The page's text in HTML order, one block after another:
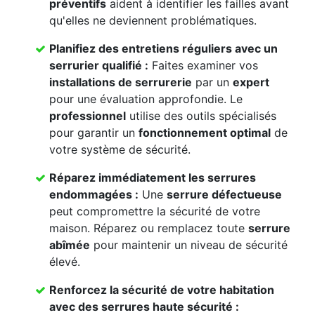
préventifs aident à identifier les failles avant
qu'elles ne deviennent problématiques.
Planifiez des entretiens réguliers avec un
serrurier qualifié : Faites examiner vos
installations de serrurerie par un expert
pour une évaluation approfondie. Le
professionnel utilise des outils spécialisés
pour garantir un fonctionnement optimal de
votre système de sécurité.
Réparez immédiatement les serrures
endommagées : Une serrure défectueuse
peut compromettre la sécurité de votre
maison. Réparez ou remplacez toute serrure
abîmée pour maintenir un niveau de sécurité
élevé.
Renforcez la sécurité de votre habitation
avec des serrures haute sécurité :